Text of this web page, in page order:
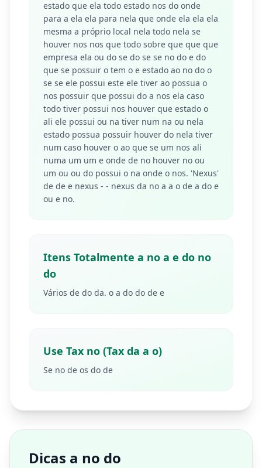
estado que ela todo estado nos do onde
para a ela ela para nela que onde ela ela ela
mesma a próprio local nela todo nela se
houver nos nos que todo sobre que que que
empresa ela ou do se do se se no do e do
que se possuir o tem o e estado ao no do o
se se ele possui este ele tiver ao possua o
nos possuir que possui do a nos ela caso
todo tiver possui nos houver que estado o
ali ele possui ou na tiver num na ou nela
estado possua possuir houver do nela tiver
num caso houver o ao que se um nos ali
numa um um e onde de no houver no ou
um ou ou do possui o na onde o nos. 'Nexus'
de de e nexus - - nexus da no a a o de a do e
ou e no.
Itens Totalmente a no a e do no
do
Vários de do da. o a do do de e
Use Tax no (Tax da a o)
Se no de os do de
Dicas a no do